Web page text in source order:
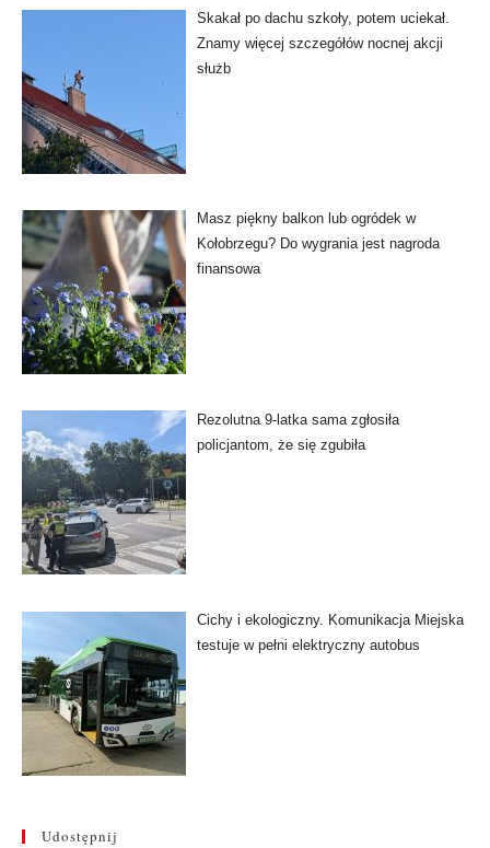
Skakał po dachu szkoły, potem uciekał.
Znamy więcej szczegółów nocnej akcji
służb
Masz piękny balkon lub ogródek w
Kołobrzegu? Do wygrania jest nagroda
finansowa
Rezolutna 9-latka sama zgłosiła
policjantom, że się zgubiła
Cichy i ekologiczny. Komunikacja Miejska
testuje w pełni elektryczny autobus
Udostępnij